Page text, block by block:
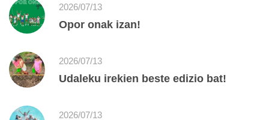
2026/07/13
Opor onak izan!
2026/07/13
Udaleku irekien beste edizio bat!
2026/07/13